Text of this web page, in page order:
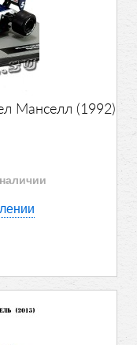
Манселл (1992)